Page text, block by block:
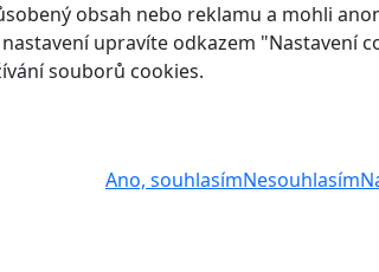
obsah nebo reklamu a mohli
upravíte odkazem
souborů cookies.
Ano, souhlasímNesouhlasím